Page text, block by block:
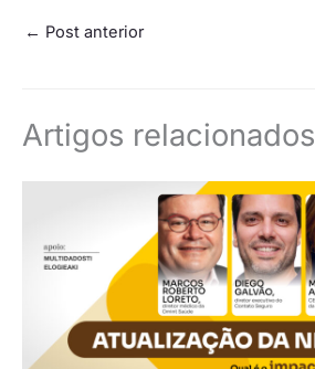
← Post anterior
Artigos relacionados